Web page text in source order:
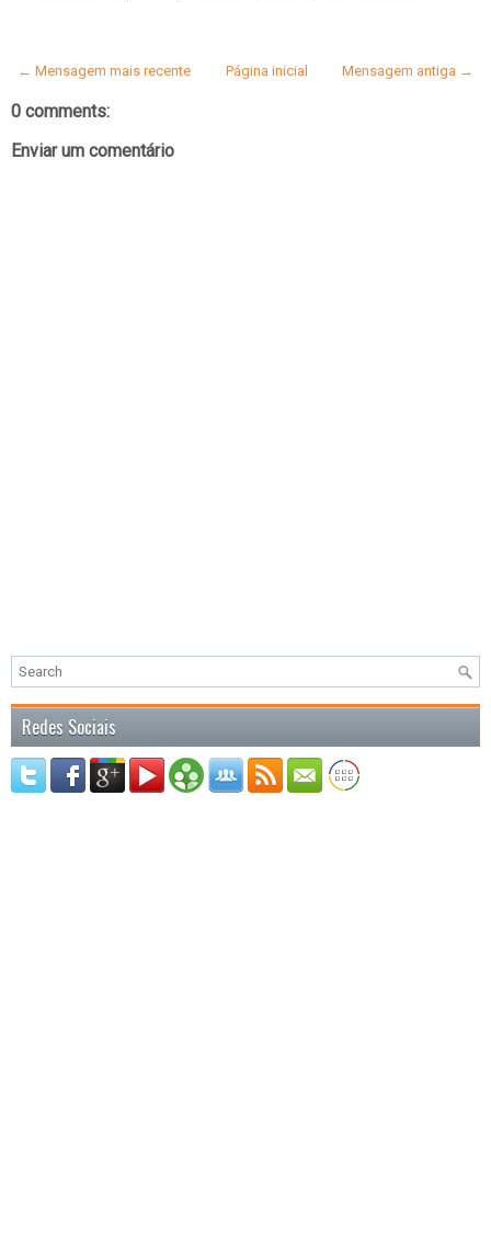
← Mensagem mais recente Mensagem antiga →
Página inicial
0 comments:
Enviar um comentário
Redes Sociais